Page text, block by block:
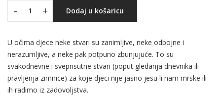
- + Dodaj u košaricu
U očima djece neke stvari su zanimljive, neke odbojne i
nerazumljive, a neke pak potpuno zbunjujuće. To su
svakodnevne i sveprisutne stvari (poput gledanja dnevnika ili
pravljenja zimnice) za koje djeci nije jasno jesu li nam mrske ili
ih radimo iz zadovoljstva.